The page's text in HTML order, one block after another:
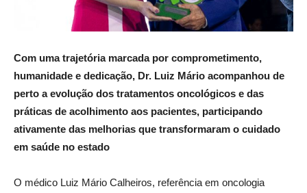
Com uma trajetória marcada por comprometimento,
humanidade e dedicação, Dr. Luiz Mário acompanhou de
perto a evolução dos tratamentos oncológicos e das
práticas de acolhimento aos pacientes, participando
ativamente das melhorias que transformaram o cuidado
em saúde no estado
O médico Luiz Mário Calheiros, referência em oncologia